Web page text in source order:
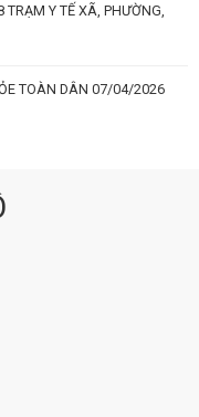
Y TẾ XÃ, PHƯỜNG,
TOÀN DÂN 07/04/2026